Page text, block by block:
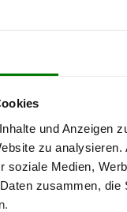
und Anzeigen
zu
soziale Medien,
zusammen,